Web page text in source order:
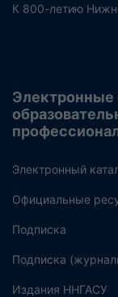
К 800-летию
Электронный
Официальные
Подписка
Подписка
Издания ННГАСУ